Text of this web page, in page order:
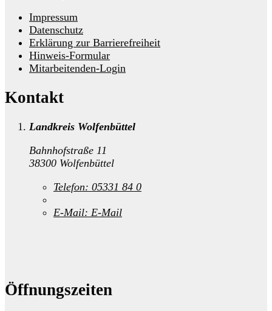
Impressum
Datenschutz
Erklärung zur Barrierefreiheit
Hinweis-Formular
Mitarbeitenden-Login
Kontakt
Landkreis Wolfenbüttel
Bahnhofstraße 11
38300 Wolfenbüttel
Telefon: 05331 84 0
E-Mail: E-Mail
Öffnungszeiten